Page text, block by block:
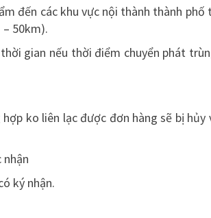
đến các khu vực nội thành thành phố
50km).
gian nếu thời điểm chuyển phát
ko liên lạc được đơn hàng sẽ bị hủy
ký nhận.